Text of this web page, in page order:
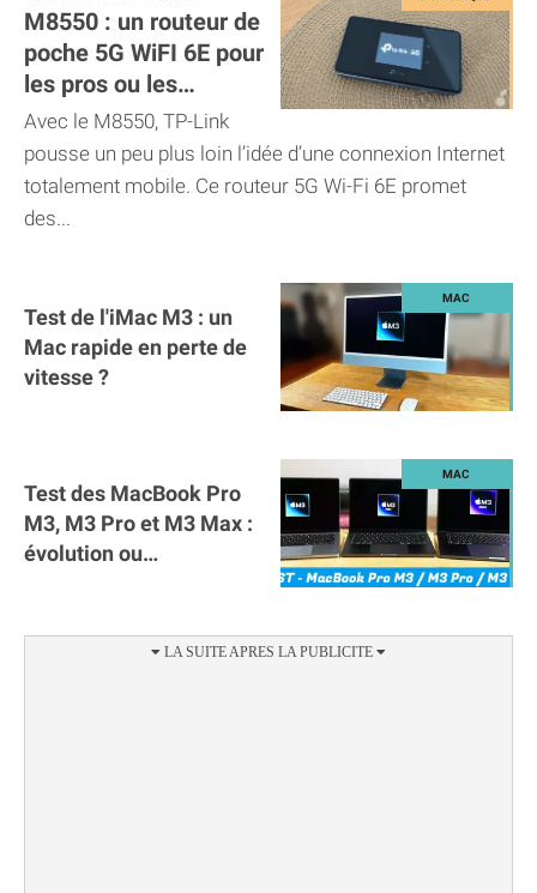
M8550 : un routeur de
poche 5G WiFI 6E pour
les pros ou les
voyageurs
Avec le M8550, TP-Link
pousse un peu plus loin l’idée d’une connexion Internet
totalement mobile. Ce routeur 5G Wi-Fi 6E promet
des...
Test de l'iMac M3 : un
Mac rapide en perte de
vitesse ?
Test des MacBook Pro
M3, M3 Pro et M3 Max :
évolution ou